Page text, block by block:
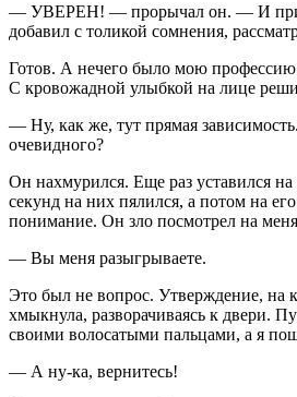
— УВЕРЕН! — прорычал он. — И при
добавил с толикой сомнения,
Готов. А нечего было мою профессию
С кровожадной улыбкой на лице
— Ну, как же, тут прямая
очевидного?
Он нахмурился. Еще раз уставился
секунд на них пялился, а потом на
понимание. Он зло посмотрел на
— Вы меня разыгрываете.
Это был не вопрос. Утверждение, на
хмыкнула, разворачиваясь к двери.
своими волосатыми пальцами, а я
— А ну-ка, вернитесь!